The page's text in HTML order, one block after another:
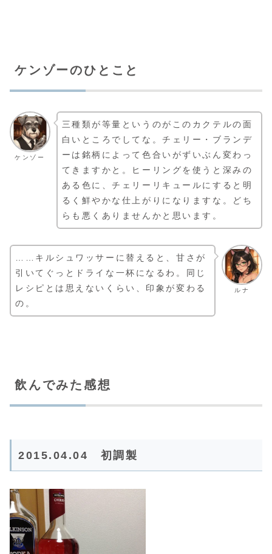
ケンゾーのひとこと
ケンゾー
三種類が等量というのがこのカクテルの面
白いところでしてな。チェリー・ブランデ
ーは銘柄によって色合いがずいぶん変わっ
てきますかと。ヒーリングを使うと深みの
ある色に、チェリーリキュールにすると明
るく鮮やかな仕上がりになりますな。どち
らも悪くありませんかと思います。
ルナ
……キルシュワッサーに替えると、甘さが
引いてぐっとドライな一杯になるわ。同じ
レシピとは思えないくらい、印象が変わる
の。
飲んでみた感想
2015.04.04 初調製